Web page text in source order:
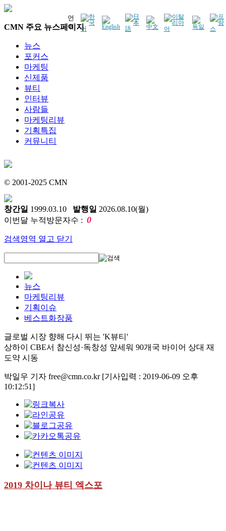
언
어
CMN 주요 뉴스페이지
뉴스
포커스
마케팅
신제품
뷰티
인터뷰
사람들
마케팅리뷰
기획특집
커뮤니티
© 2001-2025 CMN
창간일 1999.03.10 발행일 2026.08.10(월)
이번달 누적방문자수 : 0
검색영역 열고 닫기
뉴스
마케팅리뷰
기획이슈
베스트화장품
글로벌 시장 향해 다시 뛰는 'K뷰티'
상하이 CBE서 참신성·독창성 앞세워 90개국 바이어 상대 재
도약 시동
박일우 기자 free@cmn.co.kr [기사입력 : 2019-06-09 오후
10:12:51]
2019 차이나 뷰티 엑스포